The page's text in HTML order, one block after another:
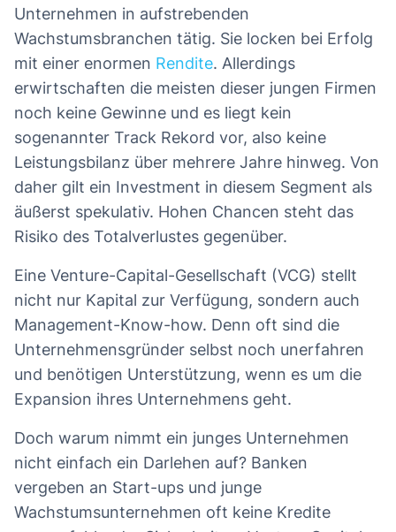
Unternehmen in aufstrebenden
Wachstumsbranchen tätig. Sie locken bei Erfolg
mit einer enormen Rendite. Allerdings
erwirtschaften die meisten dieser jungen Firmen
noch keine Gewinne und es liegt kein
sogenannter Track Rekord vor, also keine
Leistungsbilanz über mehrere Jahre hinweg. Von
daher gilt ein Investment in diesem Segment als
äußerst spekulativ. Hohen Chancen steht das
Risiko des Totalverlustes gegenüber.
Eine Venture-Capital-Gesellschaft (VCG) stellt
nicht nur Kapital zur Verfügung, sondern auch
Management-Know-how. Denn oft sind die
Unternehmensgründer selbst noch unerfahren
und benötigen Unterstützung, wenn es um die
Expansion ihres Unternehmens geht.
Doch warum nimmt ein junges Unternehmen
nicht einfach ein Darlehen auf? Banken
vergeben an Start-ups und junge
Wachstumsunternehmen oft keine Kredite